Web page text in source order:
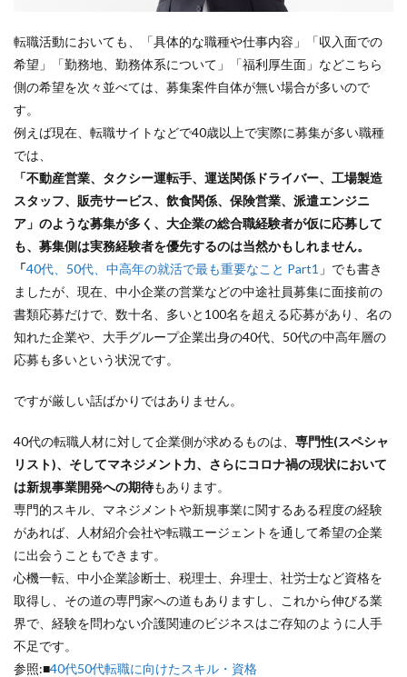
転職活動においても、「具体的な職種や仕事内容」「収入面での
希望」「勤務地、勤務体系について」「福利厚生面」などこちら
側の希望を次々並べては、募集案件自体が無い場合が多いので
す。
例えば現在、転職サイトなどで40歳以上で実際に募集が多い職種
では、
「不動産営業、タクシー運転手、運送関係ドライバー、工場製造
スタッフ、販売サービス、飲食関係、保険営業、派遣エンジニ
ア」のような募集が多く、大企業の総合職経験者が仮に応募して
も、募集側は実務経験者を優先するのは当然かもしれません。
「40代、50代、中高年の就活で最も重要なこと Part1 」でも書き
ましたが、現在、中小企業の営業などの中途社員募集に面接前の
書類応募だけで、数十名、多いと100名を超える応募があり、名の
知れた企業や、大手グループ企業出身の40代、50代の中高年層の
応募も多いという状況です。
ですが厳しい話ばかりではありません。
40代の転職人材に対して企業側が求めるものは、 専門性(スペシャ
リスト)、そしてマネジメント力、さらにコロナ禍の現状において
は新規事業開発への期待もあります。
専門的スキル、マネジメントや新規事業に関するある程度の経験
があれば、人材紹介会社や転職エージェントを通して希望の企業
に出会うこともできます。
心機一転、中小企業診断士、税理士、弁理士、社労士など資格を
取得し、その道の専門家への道もありますし、これから伸びる業
界で、経験を問わない介護関連のビジネスはご存知のように人手
不足です。
参照:■40代50代転職に向けたスキル・資格